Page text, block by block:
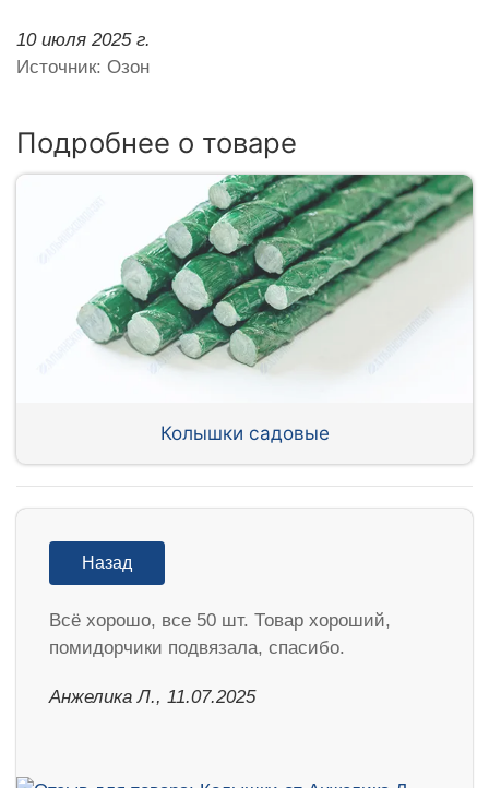
10 июля 2025 г.
Источник: Озон
Подробнее о товаре
Колышки садовые
Назад
Всё хорошо, все 50 шт. Товар хороший,
помидорчики подвязала, спасибо.
Анжелика Л., 11.07.2025